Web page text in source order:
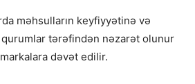
məhsulların keyfiyyətinə və
tərəfindən nəzarət olunur
dəvət edilir.